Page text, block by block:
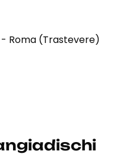
- Roma (Trastevere)